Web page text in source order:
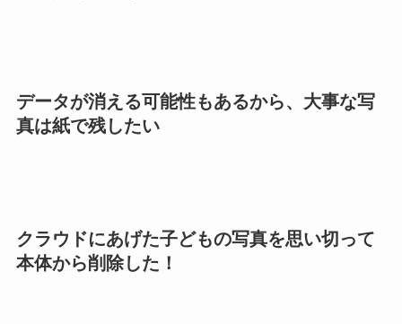
データが消える可能性もあるから、大事な写
真は紙で残したい
クラウドにあげた子どもの写真を思い切って
本体から削除した！